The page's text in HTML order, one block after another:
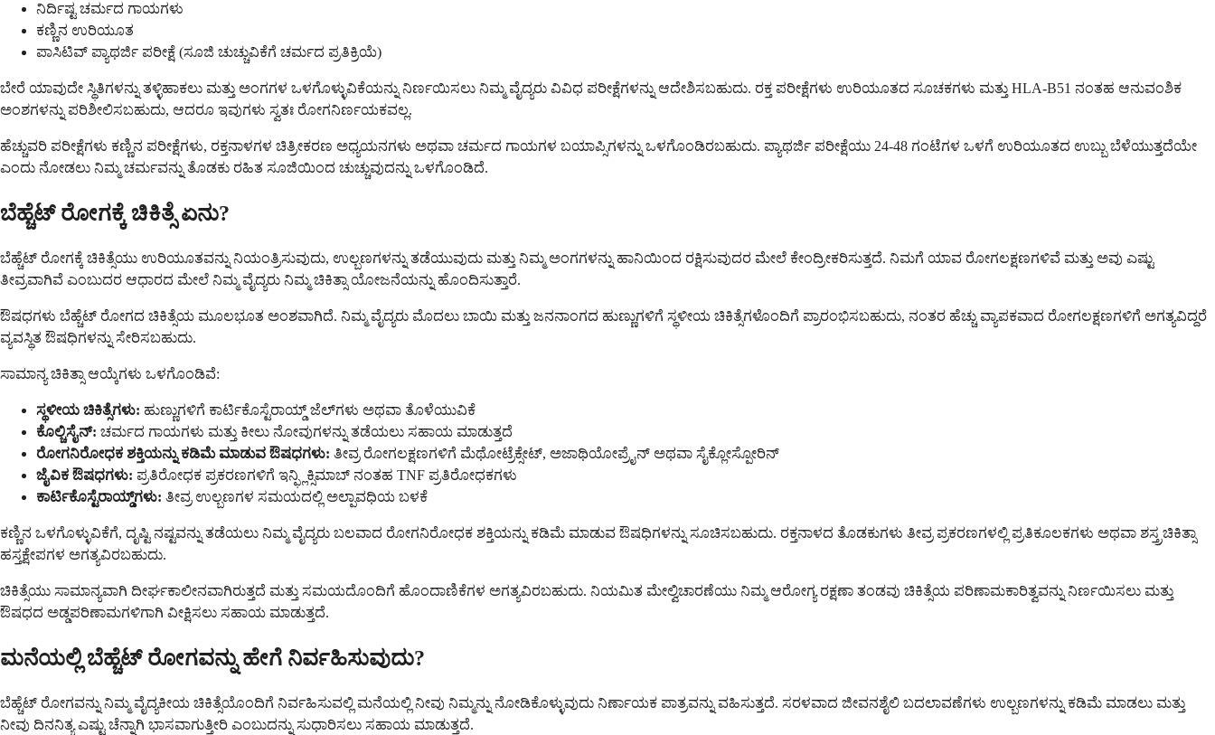
ನಿರ್ದಿಷ್ಟ ಚರ್ಮದ ಗಾಯಗಳು
ಕಣ್ಣಿನ ಉರಿಯೂತ
ಪಾಸಿಟಿವ್ ಪ್ಯಾಥರ್ಜಿ ಪರೀಕ್ಷೆ (ಸೂಜಿ ಚುಚ್ಚುವಿಕೆಗೆ ಚರ್ಮದ ಪ್ರತಿಕ್ರಿಯೆ)
ಬೇರೆ ಯಾವುದೇ ಸ್ಥಿತಿಗಳನ್ನು ತಳ್ಳಿಹಾಕಲು ಮತ್ತು ಅಂಗಗಳ ಒಳಗೊಳ್ಳುವಿಕೆಯನ್ನು ನಿರ್ಣಯಿಸಲು ನಿಮ್ಮ ವೈದ್ಯರು ವಿವಿಧ ಪರೀಕ್ಷೆಗಳನ್ನು ಆದೇಶಿಸಬಹುದು. ರಕ್ತ ಪರೀಕ್ಷೆಗಳು ಉರಿಯೂತದ ಸೂಚಕಗಳು ಮತ್ತು HLA-B51 ನಂತಹ ಆನುವಂಶಿಕ
ಅಂಶಗಳನ್ನು ಪರಿಶೀಲಿಸಬಹುದು, ಆದರೂ ಇವುಗಳು ಸ್ವತಃ ರೋಗನಿರ್ಣಯಕವಲ್ಲ.
ಹೆಚ್ಚುವರಿ ಪರೀಕ್ಷೆಗಳು ಕಣ್ಣಿನ ಪರೀಕ್ಷೆಗಳು, ರಕ್ತನಾಳಗಳ ಚಿತ್ರೀಕರಣ ಅಧ್ಯಯನಗಳು ಅಥವಾ ಚರ್ಮದ ಗಾಯಗಳ ಬಯಾಪ್ಸಿಗಳನ್ನು ಒಳಗೊಂಡಿರಬಹುದು. ಪ್ಯಾಥರ್ಜಿ ಪರೀಕ್ಷೆಯು 24-48 ಗಂಟೆಗಳ ಒಳಗೆ ಉರಿಯೂತದ ಉಬ್ಬು ಬೆಳೆಯುತ್ತದೆಯೇ
ಎಂದು ನೋಡಲು ನಿಮ್ಮ ಚರ್ಮವನ್ನು ತೊಡಕು ರಹಿತ ಸೂಜಿಯಿಂದ ಚುಚ್ಚುವುದನ್ನು ಒಳಗೊಂಡಿದೆ.
ಬೆಹ್ಚೆಟ್ ರೋಗಕ್ಕೆ ಚಿಕಿತ್ಸೆ ಏನು?
ಬೆಹ್ಚೆಟ್ ರೋಗಕ್ಕೆ ಚಿಕಿತ್ಸೆಯು ಉರಿಯೂತವನ್ನು ನಿಯಂತ್ರಿಸುವುದು, ಉಲ್ಬಣಗಳನ್ನು ತಡೆಯುವುದು ಮತ್ತು ನಿಮ್ಮ ಅಂಗಗಳನ್ನು ಹಾನಿಯಿಂದ ರಕ್ಷಿಸುವುದರ ಮೇಲೆ ಕೇಂದ್ರೀಕರಿಸುತ್ತದೆ. ನಿಮಗೆ ಯಾವ ರೋಗಲಕ್ಷಣಗಳಿವೆ ಮತ್ತು ಅವು ಎಷ್ಟು
ತೀವ್ರವಾಗಿವೆ ಎಂಬುದರ ಆಧಾರದ ಮೇಲೆ ನಿಮ್ಮ ವೈದ್ಯರು ನಿಮ್ಮ ಚಿಕಿತ್ಸಾ ಯೋಜನೆಯನ್ನು ಹೊಂದಿಸುತ್ತಾರೆ.
ಔಷಧಗಳು ಬೆಹ್ಚೆಟ್ ರೋಗದ ಚಿಕಿತ್ಸೆಯ ಮೂಲಭೂತ ಅಂಶವಾಗಿದೆ. ನಿಮ್ಮ ವೈದ್ಯರು ಮೊದಲು ಬಾಯಿ ಮತ್ತು ಜನನಾಂಗದ ಹುಣ್ಣುಗಳಿಗೆ ಸ್ಥಳೀಯ ಚಿಕಿತ್ಸೆಗಳೊಂದಿಗೆ ಪ್ರಾರಂಭಿಸಬಹುದು, ನಂತರ ಹೆಚ್ಚು ವ್ಯಾಪಕವಾದ ರೋಗಲಕ್ಷಣಗಳಿಗೆ ಅಗತ್ಯವಿದ್ದರೆ
ವ್ಯವಸ್ಥಿತ ಔಷಧಿಗಳನ್ನು ಸೇರಿಸಬಹುದು.
ಸಾಮಾನ್ಯ ಚಿಕಿತ್ಸಾ ಆಯ್ಕೆಗಳು ಒಳಗೊಂಡಿವೆ:
ಸ್ಥಳೀಯ ಚಿಕಿತ್ಸೆಗಳು: ಹುಣ್ಣುಗಳಿಗೆ ಕಾರ್ಟಿಕೊಸ್ಟೆರಾಯ್ಡ್ ಜೆಲ್‌ಗಳು ಅಥವಾ ತೊಳೆಯುವಿಕೆ
ಕೊಲ್ಚಿಸೈನ್: ಚರ್ಮದ ಗಾಯಗಳು ಮತ್ತು ಕೀಲು ನೋವುಗಳನ್ನು ತಡೆಯಲು ಸಹಾಯ ಮಾಡುತ್ತದೆ
ರೋಗನಿರೋಧಕ ಶಕ್ತಿಯನ್ನು ಕಡಿಮೆ ಮಾಡುವ ಔಷಧಗಳು: ತೀವ್ರ ರೋಗಲಕ್ಷಣಗಳಿಗೆ ಮೆಥೋಟ್ರೆಕ್ಸೇಟ್, ಅಜಾಥಿಯೋಪ್ರೈನ್ ಅಥವಾ ಸೈಕ್ಲೋಸ್ಪೋರಿನ್
ಜೈವಿಕ ಔಷಧಗಳು: ಪ್ರತಿರೋಧಕ ಪ್ರಕರಣಗಳಿಗೆ ಇನ್ಫ್ಲಿಕ್ಸಿಮಾಬ್ ನಂತಹ TNF ಪ್ರತಿರೋಧಕಗಳು
ಕಾರ್ಟಿಕೊಸ್ಟೆರಾಯ್ಡ್‌ಗಳು: ತೀವ್ರ ಉಲ್ಬಣಗಳ ಸಮಯದಲ್ಲಿ ಅಲ್ಪಾವಧಿಯ ಬಳಕೆ
ಕಣ್ಣಿನ ಒಳಗೊಳ್ಳುವಿಕೆಗೆ, ದೃಷ್ಟಿ ನಷ್ಟವನ್ನು ತಡೆಯಲು ನಿಮ್ಮ ವೈದ್ಯರು ಬಲವಾದ ರೋಗನಿರೋಧಕ ಶಕ್ತಿಯನ್ನು ಕಡಿಮೆ ಮಾಡುವ ಔಷಧಿಗಳನ್ನು ಸೂಚಿಸಬಹುದು. ರಕ್ತನಾಳದ ತೊಡಕುಗಳು ತೀವ್ರ ಪ್ರಕರಣಗಳಲ್ಲಿ ಪ್ರತಿಕೂಲಕಗಳು ಅಥವಾ ಶಸ್ತ್ರಚಿಕಿತ್ಸಾ
ಹಸ್ತಕ್ಷೇಪಗಳ ಅಗತ್ಯವಿರಬಹುದು.
ಚಿಕಿತ್ಸೆಯು ಸಾಮಾನ್ಯವಾಗಿ ದೀರ್ಘಕಾಲೀನವಾಗಿರುತ್ತದೆ ಮತ್ತು ಸಮಯದೊಂದಿಗೆ ಹೊಂದಾಣಿಕೆಗಳ ಅಗತ್ಯವಿರಬಹುದು. ನಿಯಮಿತ ಮೇಲ್ವಿಚಾರಣೆಯು ನಿಮ್ಮ ಆರೋಗ್ಯ ರಕ್ಷಣಾ ತಂಡವು ಚಿಕಿತ್ಸೆಯ ಪರಿಣಾಮಕಾರಿತ್ವವನ್ನು ನಿರ್ಣಯಿಸಲು ಮತ್ತು
ಔಷಧದ ಅಡ್ಡಪರಿಣಾಮಗಳಿಗಾಗಿ ವೀಕ್ಷಿಸಲು ಸಹಾಯ ಮಾಡುತ್ತದೆ.
ಮನೆಯಲ್ಲಿ ಬೆಹ್ಚೆಟ್ ರೋಗವನ್ನು ಹೇಗೆ ನಿರ್ವಹಿಸುವುದು?
ಬೆಹ್ಚೆಟ್ ರೋಗವನ್ನು ನಿಮ್ಮ ವೈದ್ಯಕೀಯ ಚಿಕಿತ್ಸೆಯೊಂದಿಗೆ ನಿರ್ವಹಿಸುವಲ್ಲಿ ಮನೆಯಲ್ಲಿ ನೀವು ನಿಮ್ಮನ್ನು ನೋಡಿಕೊಳ್ಳುವುದು ನಿರ್ಣಾಯಕ ಪಾತ್ರವನ್ನು ವಹಿಸುತ್ತದೆ. ಸರಳವಾದ ಜೀವನಶೈಲಿ ಬದಲಾವಣೆಗಳು ಉಲ್ಬಣಗಳನ್ನು ಕಡಿಮೆ ಮಾಡಲು ಮತ್ತು
ನೀವು ದಿನನಿತ್ಯ ಎಷ್ಟು ಚೆನ್ನಾಗಿ ಭಾಸವಾಗುತ್ತೀರಿ ಎಂಬುದನ್ನು ಸುಧಾರಿಸಲು ಸಹಾಯ ಮಾಡುತ್ತದೆ.